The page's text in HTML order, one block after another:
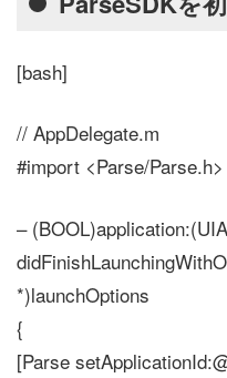
[bash]
// AppDelegate.m
#import <Parse/Parse.h>
–
*)launchOptions
{
[Parse